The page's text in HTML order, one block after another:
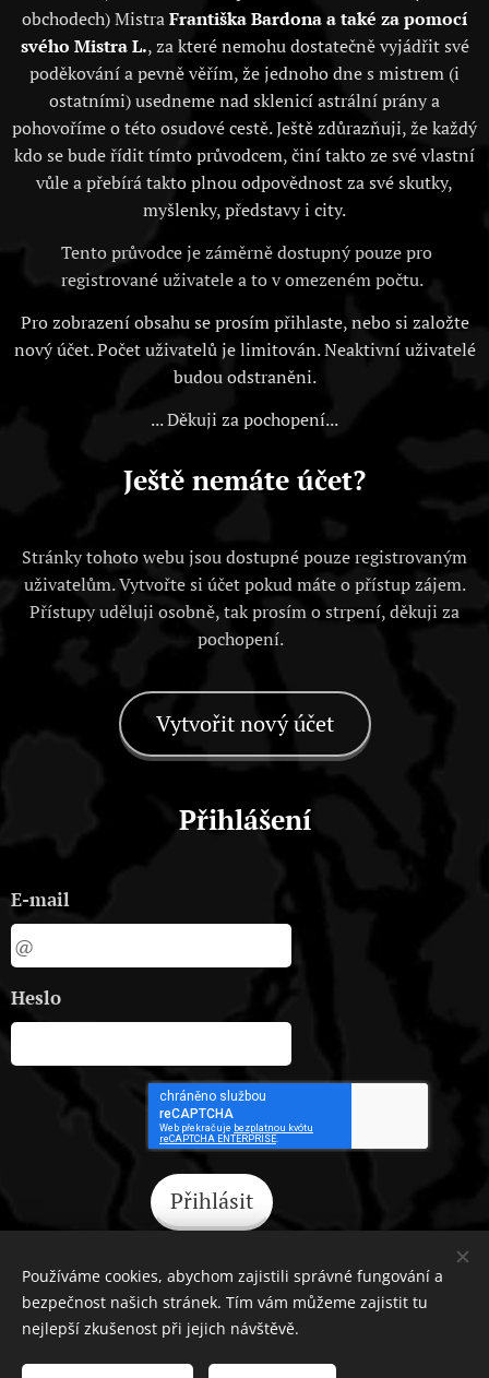
obchodech) MistraFrantiška Bardona a také za pomocí
svého Mistra L., za které nemohu dostatečně vyjádřit své
poděkování a pevně věřím, že jednoho dne s mistrem (i
ostatními) usedneme nad sklenicí astrální prány a
pohovoříme o této osudové cestě. Ještě zdůrazňuji, že každý
kdo se bude řídit tímto průvodcem, činí takto ze své vlastní
vůle a přebírá takto plnou odpovědnost za své skutky,
myšlenky, představy i city.
Tento průvodce je záměrně dostupný pouze pro
registrované uživatele a to v omezeném počtu.
Pro zobrazení obsahu se prosím přihlaste, nebo si založte
nový účet. Počet uživatelů je limitován. Neaktivní uživatelé
budou odstraněni.
... Děkuji za pochopení...
Ještě nemáte účet?
Stránky tohoto webu jsou dostupné pouze registrovaným
uživatelům. Vytvořte si účet pokud máte o přístup zájem.
Přístupy uděluji osobně, tak prosím o strpení, děkuji za
pochopení.
Vytvořit nový účet
Přihlášení
E-mail
Heslo
Přihlásit
Zapomněli jste heslo?
Používáme cookies, abychom zajistili správné fungování a
bezpečnost našich stránek. Tím vám můžeme zajistit tu
nejlepší zkušenost při jejich návštěvě.